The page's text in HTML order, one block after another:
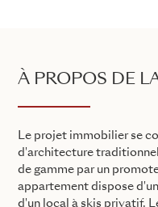
À PROPOS DE
Le projet immobilier se
d'architecture
de gamme par un
appartement dispose
d'un local à skis privatif.